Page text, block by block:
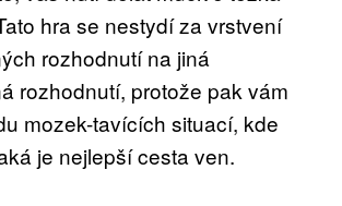
hra se nestydí za vrstvení
rozhodnutí na jiná
rozhodnutí, protože pak vám
mozek-tavících situací, kde
je nejlepší cesta ven.